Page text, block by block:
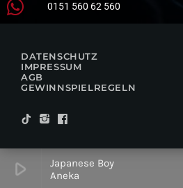
play_arrow
Japanese Boy
Aneka
0151 560 62 560
DATENSCHUTZ
IMPRESSUM
AGB
GEWINNSPIELREGELN